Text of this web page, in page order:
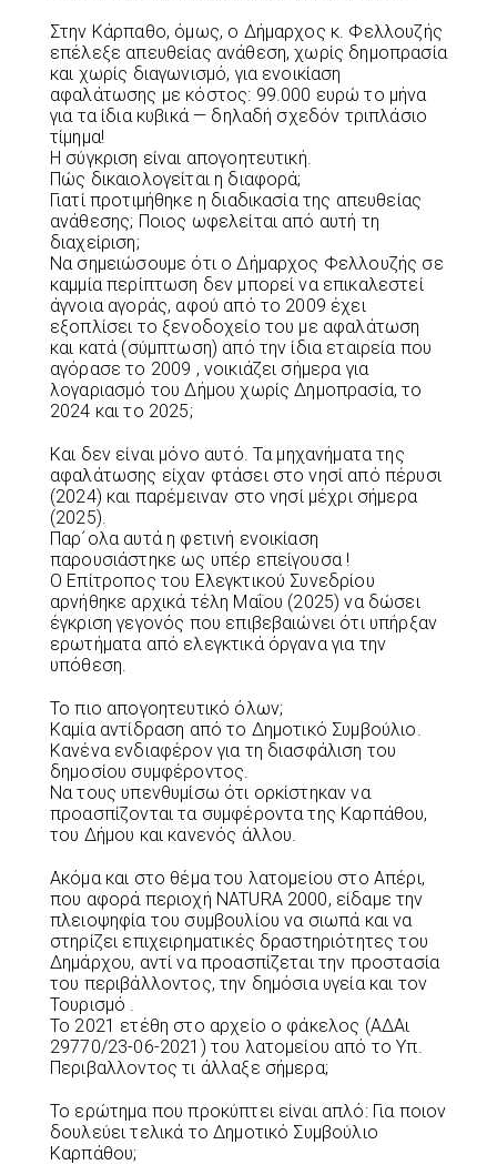
Στην Κάρπαθο, όμως, ο Δήμαρχος κ. Φελλουζής
επέλεξε απευθείας ανάθεση, χωρίς δημοπρασία
και χωρίς διαγωνισμό, για ενοικίαση
αφαλάτωσης με κόστος: 99.000 ευρώ το μήνα
για τα ίδια κυβικά — δηλαδή σχεδόν τριπλάσιο
τίμημα!
Η σύγκριση είναι απογοητευτική.
Πώς δικαιολογείται η διαφορά;
Γιατί προτιμήθηκε η διαδικασία της απευθείας
ανάθεσης; Ποιος ωφελείται από αυτή τη
διαχείριση;
Να σημειώσουμε ότι ο Δήμαρχος Φελλουζής σε
καμμία περίπτωση δεν μπορεί να επικαλεστεί
άγνοια αγοράς, αφού από το 2009 έχει
εξοπλίσει το ξενοδοχείο του με αφαλάτωση
και κατά (σύμπτωση) από την ίδια εταιρεία που
αγόρασε το 2009 , νοικιάζει σήμερα για
λογαριασμό του Δήμου χωρίς Δημοπρασία, το
2024 και το 2025;
Και δεν είναι μόνο αυτό. Τα μηχανήματα της
αφαλάτωσης είχαν φτάσει στο νησί από πέρυσι
(2024) και παρέμειναν στο νησί μέχρι σήμερα
(2025).
Παρ´ολα αυτά η φετινή ενοικίαση
παρουσιάστηκε ως υπέρ επείγουσα !
Ο Επίτροπος του Ελεγκτικού Συνεδρίου
αρνήθηκε αρχικά τέλη Μαΐου (2025) να δώσει
έγκριση γεγονός που επιβεβαιώνει ότι υπήρξαν
ερωτήματα από ελεγκτικά όργανα για την
υπόθεση.
Το πιο απογοητευτικό όλων;
Καμία αντίδραση από το Δημοτικό Συμβούλιο.
Κανένα ενδιαφέρον για τη διασφάλιση του
δημοσίου συμφέροντος.
Να τους υπενθυμίσω ότι ορκίστηκαν να
προασπίζονται τα συμφέροντα της Καρπάθου,
του Δήμου και κανενός άλλου.
Ακόμα και στο θέμα του λατομείου στο Απέρι,
που αφορά περιοχή NATURA 2000, είδαμε την
πλειοψηφία του συμβουλίου να σιωπά και να
στηρίζει επιχειρηματικές δραστηριότητες του
Δημάρχου, αντί να προασπίζεται την προστασία
του περιβάλλοντος, την δημόσια υγεία και τον
Τουρισμό .
Το 2021 ετέθη στο αρχείο ο φάκελος (ΑΔΑι
29770/23-06-2021) του λατομείου από το Υπ.
Περιβαλλοντος τι άλλαξε σήμερα;
Το ερώτημα που προκύπτει είναι απλό: Για ποιον
δουλεύει τελικά το Δημοτικό Συμβούλιο
Καρπάθου;